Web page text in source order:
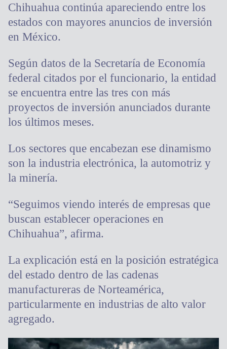
Chihuahua continúa apareciendo entre los
estados con mayores anuncios de inversión
en México.
Según datos de la Secretaría de Economía
federal citados por el funcionario, la entidad
se encuentra entre las tres con más
proyectos de inversión anunciados durante
los últimos meses.
Los sectores que encabezan ese dinamismo
son la industria electrónica, la automotriz y
la minería.
“Seguimos viendo interés de empresas que
buscan establecer operaciones en
Chihuahua”, afirma.
La explicación está en la posición estratégica
del estado dentro de las cadenas
manufactureras de Norteamérica,
particularmente en industrias de alto valor
agregado.